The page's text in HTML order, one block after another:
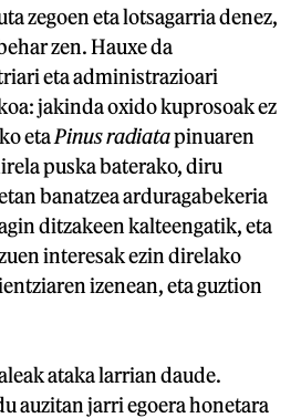
zegoen eta lotsagarria denez,
zen. Hauxe da
eta administrazioari
jakinda oxido kuprosoak ez
etaPinus radiatapinuaren
puska baterako, diru
banatzea arduragabekeria
ditzakeen kalteengatik, eta
interesak ezin direlako
izenean, eta guztion
ataka larrian daude.
auzitan jarri egoera honetara